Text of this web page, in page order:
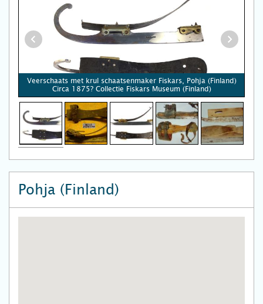
Veerschaats met krul schaatsenmaker Fiskars, Pohja (Finland)
Circa 1875? Collectie Fiskars Museum (Finland)
Pohja (Finland)